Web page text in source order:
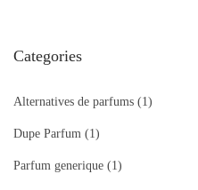
Categories
Alternatives de parfums (1)
Dupe Parfum (1)
Parfum generique (1)